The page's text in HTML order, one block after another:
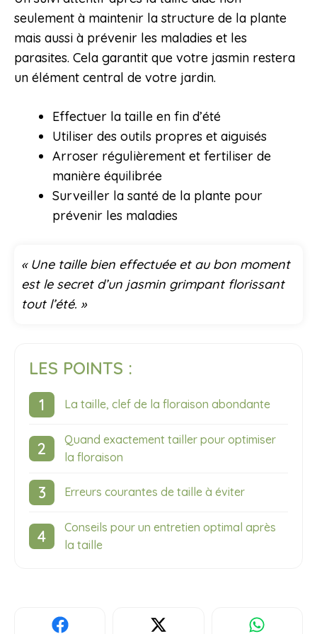
seulement à maintenir la structure de la plante
mais aussi à prévenir les maladies et les
parasites. Cela garantit que votre jasmin restera
un élément central de votre jardin.
Effectuer la taille en fin d’été
Utiliser des outils propres et aiguisés
Arroser régulièrement et fertiliser de
manière équilibrée
Surveiller la santé de la plante pour
prévenir les maladies
« Une taille bien effectuée et au bon moment
est le secret d’un jasmin grimpant florissant
tout l’été. »
LES POINTS :
La taille, clef de la floraison abondante
Quand exactement tailler pour optimiser
la floraison
Erreurs courantes de taille à éviter
Conseils pour un entretien optimal après
la taille